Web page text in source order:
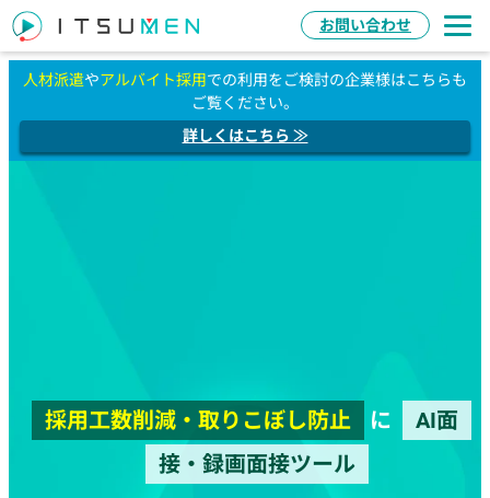
お問い合わせ
人材派遣やアルバイト採用での利用をご検討の企業様はこちらも
ご覧ください。
詳しくはこちら ≫
採用工数削減・取りこぼし防止 に
AI面
接・録画面接ツール